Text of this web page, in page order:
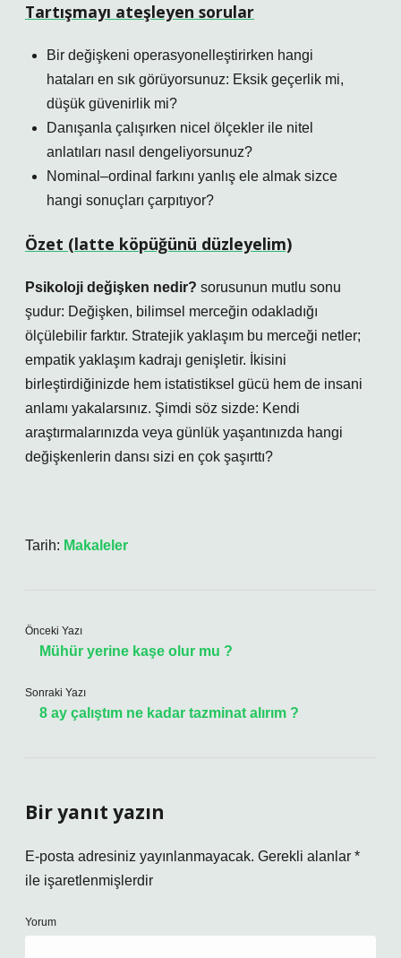
Tartışmayı ateşleyen sorular
Bir değişkeni operasyonelleştirirken hangi
hataları en sık görüyorsunuz: Eksik geçerlik mi,
düşük güvenirlik mi?
Danışanla çalışırken nicel ölçekler ile nitel
anlatıları nasıl dengeliyorsunuz?
Nominal–ordinal farkını yanlış ele almak sizce
hangi sonuçları çarpıtıyor?
Özet (latte köpüğünü düzleyelim)
Psikoloji değişken nedir? sorusunun mutlu sonu
şudur: Değişken, bilimsel merceğin odakladığı
ölçülebilir farktır. Stratejik yaklaşım bu merceği netler;
empatik yaklaşım kadrajı genişletir. İkisini
birleştirdiğinizde hem istatistiksel gücü hem de insani
anlamı yakalarsınız. Şimdi söz sizde: Kendi
araştırmalarınızda veya günlük yaşantınızda hangi
değişkenlerin dansı sizi en çok şaşırttı?
Tarih: Makaleler
Önceki Yazı
Mühür yerine kaşe olur mu ?
Sonraki Yazı
8 ay çalıştım ne kadar tazminat alırım ?
Bir yanıt yazın
E-posta adresiniz yayınlanmayacak. Gerekli alanlar *
ile işaretlenmişlerdir
Yorum